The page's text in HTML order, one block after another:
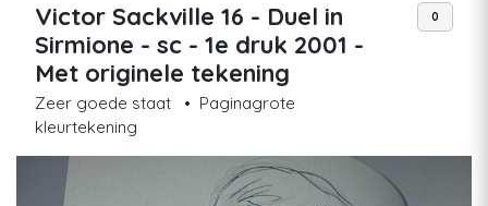
Victor Sackville 16 - Duel in
Sirmione - sc - 1e druk 2001 -
Met originele tekening
Zeer goede staat • Paginagrote
kleurtekening
0